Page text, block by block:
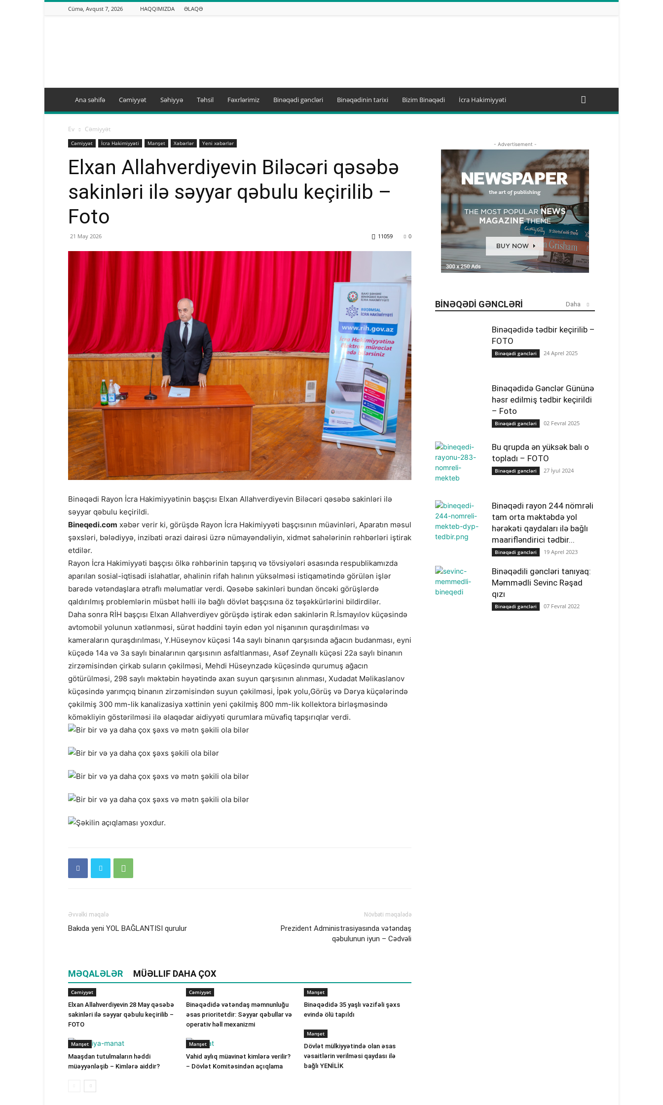
Cümə, Avqust 7, 2026 HAQQIMIZDA ƏLAQƏ
Ana səhifə Cəmiyyət Səhiyyə Təhsil Fəxrlərimiz Binəqədi gəncləri Binəqədinin tarixi Bizim Binəqədi İcra Hakimiyyəti
Ev Cəmiyyət
Cəmiyyət İcra Hakimiyyəti Manşet Xəbərlər Yeni xəbərlər
Elxan Allahverdiyevin Biləcəri qəsəbə
sakinləri ilə səyyar qəbulu keçirilib –
Foto
21 May 2026 0
11059
Binəqədi Rayon İcra Hakimiyyətinin başçısı Elxan Allahverdiyevin Biləcəri qəsəbə sakinləri ilə
səyyar qəbulu keçirildi.
Bineqedi.com xəbər verir ki, görüşdə Rayon İcra Hakimiyyəti başçısının müavinləri, Aparatın məsul
şəxsləri, bələdiyyə, inzibati ərazi dairəsi üzrə nümayəndəliyin, xidmət sahələrinin rəhbərləri iştirak
etdilər.
Rayon İcra Hakimiyyəti başçısı ölkə rəhbərinin tapşırıq və tövsiyələri əsasında respublikamızda
aparılan sosial-iqtisadi islahatlar, əhalinin rifah halının yüksəlməsi istiqamətində görülən işlər
barədə vətəndaşlara ətraflı məlumatlar verdi. Qəsəbə sakinləri bundan öncəki görüşlərdə
qaldırılmış problemlərin müsbət həlli ilə bağlı dövlət başçısına öz təşəkkürlərini bildirdilər.
Daha sonra RİH başçısı Elxan Allahverdiyev görüşdə iştirak edən sakinlərin R.İsmayılov küçəsində
avtomobil yolunun xətlənməsi, sürət həddini təyin edən yol nişanının quraşdırılması və
kameraların quraşdırılması, Y.Hüseynov küçəsi 14a saylı binanın qarşısında ağacın budanması, eyni
küçədə 14a və 3a saylı binalarının qarşısının asfaltlanması, Asəf Zeynallı küçəsi 22a saylı binanın
zirzəmisindən çirkab suların çəkilməsi, Mehdi Hüseynzadə küçəsində qurumuş ağacın
götürülməsi, 298 saylı məktəbin həyətində axan suyun qarşısının alınması, Xudadat Məlikaslanov
küçəsində yarımçıq binanın zirzəmisindən suyun çəkilməsi, İpək yolu,Görüş və Dərya küçələrində
çəkilmiş 300 mm-lik kanalizasiya xəttinin yeni çəkilmiş 800 mm-lik kollektora birləşməsində
köməkliyin göstərilməsi ilə əlaqədar aidiyyəti qurumlara müvafiq tapşırıqlar verdi.
Əvvəlki məqalə
Bakıda yeni YOL BAĞLANTISI qurulur
Növbəti məqalədə
Prezident Administrasiyasında vətəndaş
qəbulunun iyun – Cədvəli
MƏQALƏLƏR MÜƏLLIF DAHA ÇOX
Cəmiyyət
Elxan Allahverdiyevin 28 May qəsəbə
sakinləri ilə səyyar qəbulu keçirilib –
FOTO
Cəmiyyət
Binəqədidə vətəndaş məmnunluğu
əsas prioritetdir: Səyyar qəbullar və
operativ həll mexanizmi
Manşet
Binəqədidə 35 yaşlı vəzifəli şəxs
evində ölü tapıldı
Manşet
Maaşdan tutulmaların həddi
müəyyənləşib – Kimlərə aiddir?
Manşet
Vahid aylıq müavinət kimlərə verilir?
– Dövlət Komitəsindən açıqlama
Manşet
Dövlət mülkiyyətində olan əsas
vəsaitlərin verilməsi qaydası ilə
bağlı YENİLİK
- Advertisement -
BINƏQƏDI GƏNCLƏRI Daha
Binəqədidə tədbir keçirilib –
FOTO
Binəqədi gəncləri 24 Aprel 2025
Binəqədidə Gənclər Gününə
həsr edilmiş tədbir keçirildi
– Foto
Binəqədi gəncləri 02 Fevral 2025
Bu qrupda ən yüksək balı o
topladı – FOTO
Binəqədi gəncləri 27 İyul 2024
Binəqədi rayon 244 nömrəli
tam orta məktəbdə yol
hərəkəti qaydaları ilə bağlı
maarifləndirici tədbir...
Binəqədi gəncləri 19 Aprel 2023
Binəqədili gəncləri tanıyaq:
Məmmədli Sevinc Rəşad
qızı
Binəqədi gəncləri 07 Fevral 2022